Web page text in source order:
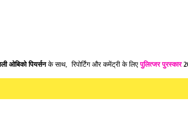
ओबिको पियर्सनके साथ, रिपोर्टिंग और कमेंट्री के लिएपुलित्जर पुरस्कार